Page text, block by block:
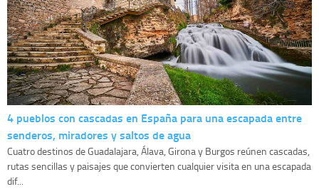
4 pueblos con cascadas en España para una escapada entre
senderos, miradores y saltos de agua
Cuatro destinos de Guadalajara, Álava, Girona y Burgos reúnen cascadas,
rutas sencillas y paisajes que convierten cualquier visita en una escapada
dif...